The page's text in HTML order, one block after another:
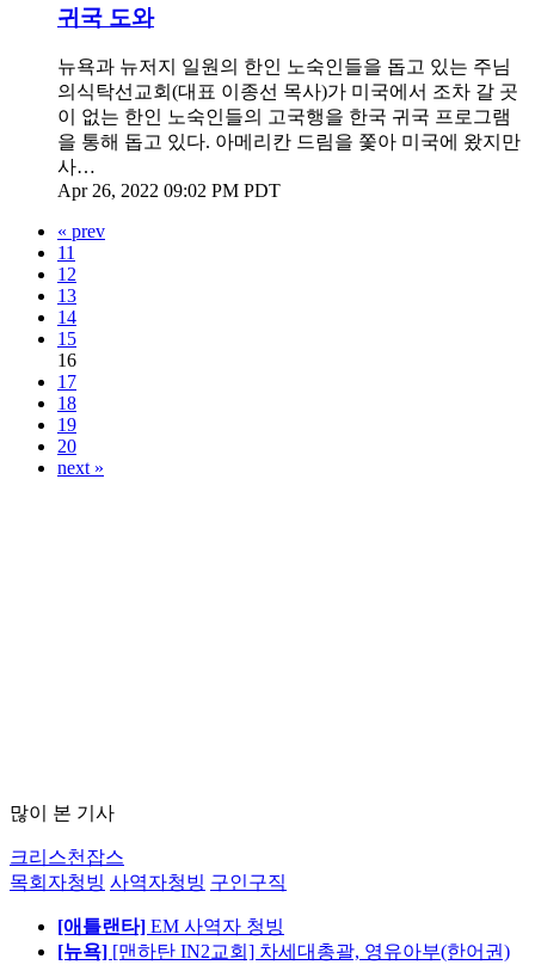
귀국 도와
뉴욕과 뉴저지 일원의 한인 노숙인들을 돕고 있는 주님
의식탁선교회(대표 이종선 목사)가 미국에서 조차 갈 곳
이 없는 한인 노숙인들의 고국행을 한국 귀국 프로그램
을 통해 돕고 있다. 아메리칸 드림을 쫓아 미국에 왔지만
사…
Apr 26, 2022 09:02 PM PDT
« prev
11
12
13
14
15
16
17
18
19
20
next »
많이 본 기사
크리스천잡스
목회자청빙 사역자청빙 구인구직
[애틀랜타] EM 사역자 청빙
[뉴욕] [맨하탄 IN2교회] 차세대총괄, 영유아부(한어권)